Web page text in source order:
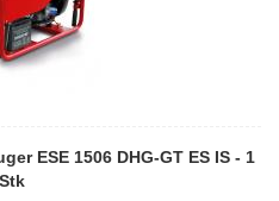
ESE 1506 DHG-GT ES IS - 1
Stk